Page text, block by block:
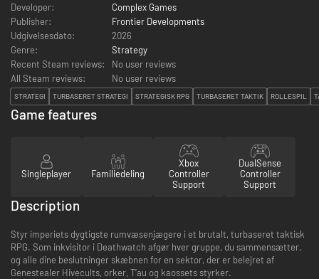
Developer:
Complex Games
Publisher:
Frontier Developments
Udgivelsesdato:
2026
Genre:
Strategy
Recent Steam reviews:
No user reviews
All Steam reviews:
No user reviews
STRATEGI TURBASERET STRATEGI STRATEGISK RPG TURBASERET TAKTIK ROLLESPIL
Game features
Singleplayer Familiedeling
Xbox
Controller
Support
DualSense
Controller
Support
Description
Styr imperiets dygtigste rumvæsenjægere i et brutalt, turbaseret taktisk
RPG. Som inkvisitor i Deathwatch afgør hver gruppe, du sammensætter,
og alle dine beslutninger skæbnen for en sektor, der er belejret af
Genestealer Hivecults, orker, T’au og kaossets styrker.